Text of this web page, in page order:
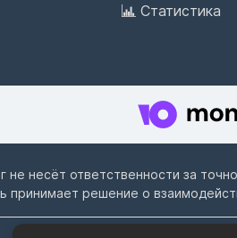
Статистика
не несёт ответственности за
принимает решение о